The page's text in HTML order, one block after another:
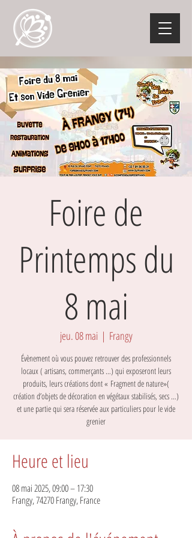
Foire de
Printemps du
8 mai
jeu. 08 mai
  |
Frangy
Évènement où vous pouvez retrouver des professionnels
locaux ( artisans, commerçants …) qui exposeront leurs
produits, leurs créations dont « Fragment de nature»(
création d’objets de décoration en végétaux stabilisés, secs …)
et une partie qui sera réservée aux particuliers pour le vide
grenier
Heure et lieu
08 mai 2025, 09:00 – 17:30
Frangy, 74270 Frangy, France